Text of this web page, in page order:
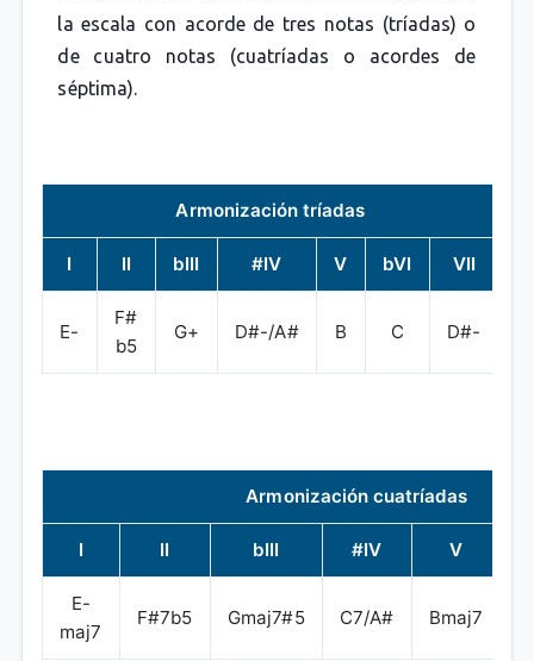
la escala con acorde de tres notas (tríadas) o
de cuatro notas (cuatríadas o acordes de
séptima).
Armonización tríadas
I II bIII #IV V bVI VII
E-
F#
b5
G+ D#-/A# B C D#-
Armonización cuatríadas
I II bIII #IV V
E-
maj7
F#7b5 Gmaj7#5 C7/A# Bmaj7